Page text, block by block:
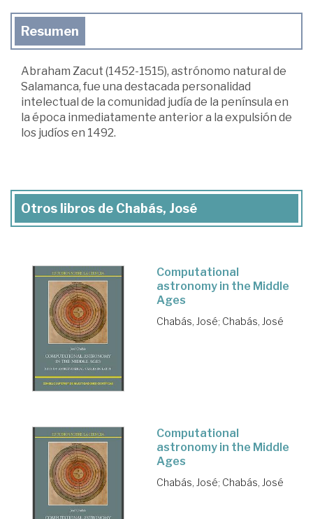
Resumen
Abraham Zacut (1452-1515), astrónomo natural de
Salamanca, fue una destacada personalidad
intelectual de la comunidad judía de la península en
la época inmediatamente anterior a la expulsión de
los judíos en 1492.
Otros libros de Chabás, José
Computational
astronomy in the Middle
Ages
Chabás, José; Chabás, José
Computational
astronomy in the Middle
Ages
Chabás, José; Chabás, José